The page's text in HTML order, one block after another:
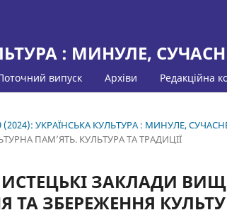
: МИНУЛЕ,
випуск Архіви Редакційна
(2024): УКРАЇНСЬКА КУЛЬТУРА : МИНУЛЕ,
ПАМ’ЯТЬ. КУЛЬТУРА ТА ТРАДИЦІЇ
ЗАКЛАДИ
ТА ЗБЕРЕЖЕННЯ